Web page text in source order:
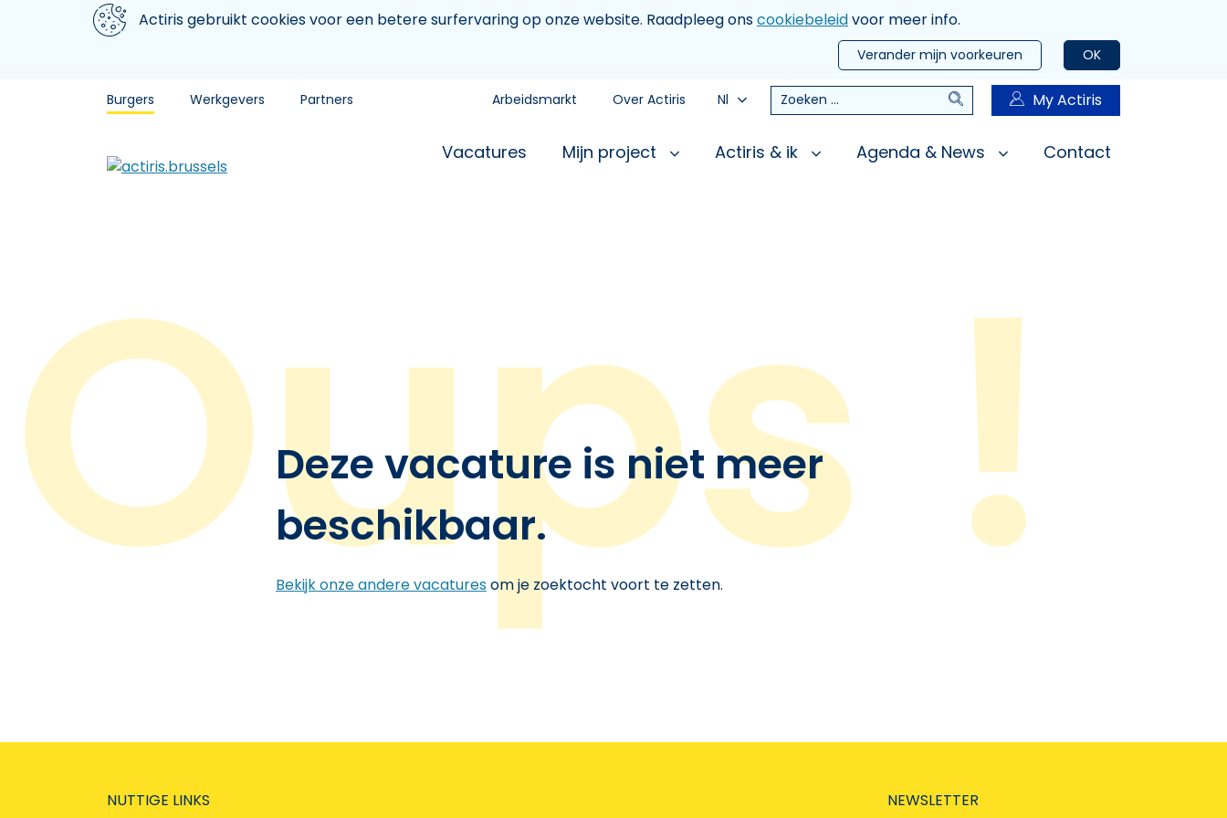
Aller au contenu principal
We gebruiken cookiesActiris gebruikt cookies voor een betere surfervaring op onze website. Raadpleeg onscookiebeleidvoor meer info.
OK
Verander mijn voorkeuren
Burgers Werkgevers Partners Arbeidsmarkt Over Actiris Nl Zoeken Zoeken My Actiris
Vacatures Mijn project Actiris & ik Agenda & News Contact
Deze vacature is niet meer
beschikbaar.
Bekijk onze andere vacaturesom je zoektocht voort te zetten.
NUTTIGE LINKS NEWSLETTER